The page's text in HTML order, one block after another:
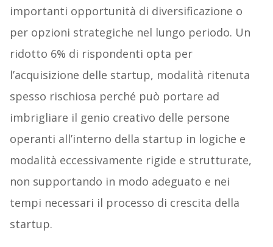
importanti opportunità di diversificazione o
per opzioni strategiche nel lungo periodo. Un
ridotto 6% di rispondenti opta per
l’acquisizione delle startup, modalità ritenuta
spesso rischiosa perché può portare ad
imbrigliare il genio creativo delle persone
operanti all’interno della startup in logiche e
modalità eccessivamente rigide e strutturate,
non supportando in modo adeguato e nei
tempi necessari il processo di crescita della
startup.